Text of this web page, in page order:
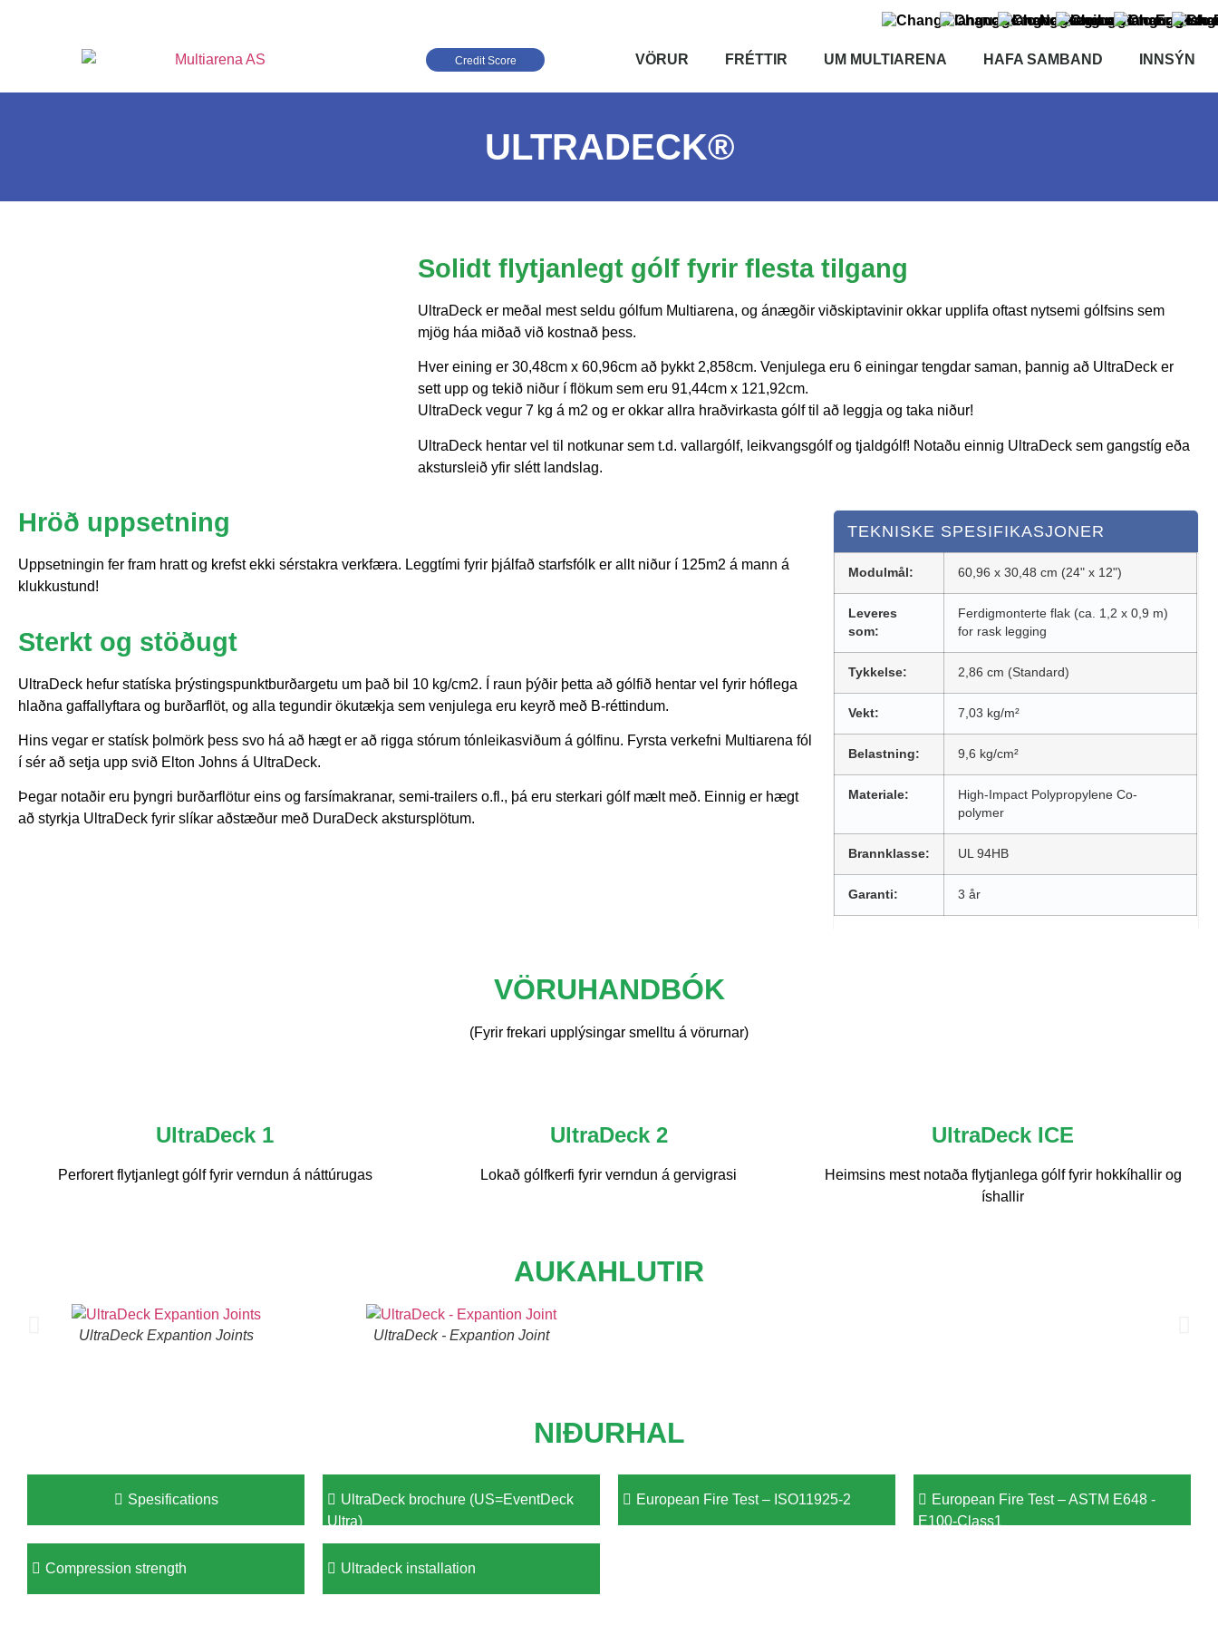
Credit Score VÖRUR FRÉTTIR UM MULTIARENA HAFA SAMBAND INNSÝN
ULTRADECK®
Solidt flytjanlegt gólf fyrir flesta tilgang
UltraDeck er meðal mest seldu gólfum Multiarena, og ánægðir viðskiptavinir okkar upplifa oftast nytsemi gólfsins sem
mjög háa miðað við kostnað þess.
Hver eining er 30,48cm x 60,96cm að þykkt 2,858cm. Venjulega eru 6 einingar tengdar saman, þannig að UltraDeck er
sett upp og tekið niður í flökum sem eru 91,44cm x 121,92cm.
UltraDeck vegur 7 kg á m2 og er okkar allra hraðvirkasta gólf til að leggja og taka niður!
UltraDeck hentar vel til notkunar sem t.d. vallargólf, leikvangsgólf og tjaldgólf! Notaðu einnig UltraDeck sem gangstíg eða
akstursleið yfir slétt landslag.
Hröð uppsetning
Uppsetningin fer fram hratt og krefst ekki sérstakra verkfæra. Leggtími fyrir þjálfað starfsfólk er allt niður í 125m2 á mann á
klukkustund!
Sterkt og stöðugt
UltraDeck hefur statíska þrýstingspunktburðargetu um það bil 10 kg/cm2. Í raun þýðir þetta að gólfið hentar vel fyrir hóflega
hlaðna gaffallyftara og burðarflöt, og alla tegundir ökutækja sem venjulega eru keyrð með B-réttindum.
Hins vegar er statísk þolmörk þess svo há að hægt er að rigga stórum tónleikasviðum á gólfinu. Fyrsta verkefni Multiarena fól
í sér að setja upp svið Elton Johns á UltraDeck.
Þegar notaðir eru þyngri burðarflötur eins og farsímakranar, semi-trailers o.fl., þá eru sterkari gólf mælt með. Einnig er hægt
að styrkja UltraDeck fyrir slíkar aðstæður með DuraDeck akstursplötum.
TEKNISKE SPESIFIKASJONER
Modulmål: 60,96 x 30,48 cm (24" x 12")
Leveres
som:
Ferdigmonterte flak (ca. 1,2 x 0,9 m)
for rask legging
Tykkelse: 2,86 cm (Standard)
Vekt: 7,03 kg/m²
Belastning: 9,6 kg/cm²
Materiale:
High-Impact Polypropylene Co-
polymer
Brannklasse: UL 94HB
Garanti: 3 år
VÖRUHANDBÓK
(Fyrir frekari upplýsingar smelltu á vörurnar)
UltraDeck 1
Perforert flytjanlegt gólf fyrir verndun á náttúrugas
UltraDeck 2
Lokað gólfkerfi fyrir verndun á gervigrasi
UltraDeck ICE
Heimsins mest notaða flytjanlega gólf fyrir hokkíhallir og
íshallir
AUKAHLUTIR
UltraDeck Expantion Joints UltraDeck - Expantion Joint
NIÐURHAL
Spesifications
UltraDeck brochure (US=EventDeck
Ultra)
European Fire Test – ISO11925-2
European Fire Test – ASTM E648 -
E100-Class1
Compression strength Ultradeck installation